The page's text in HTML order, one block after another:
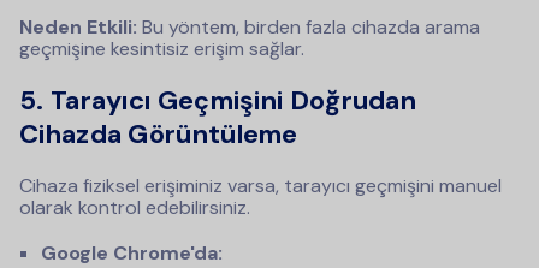
Neden Etkili: Bu yöntem, birden fazla cihazda arama
geçmişine kesintisiz erişim sağlar.
5. Tarayıcı Geçmişini Doğrudan
Cihazda Görüntüleme
Cihaza fiziksel erişiminiz varsa, tarayıcı geçmişini manuel
olarak kontrol edebilirsiniz.
Google Chrome'da: